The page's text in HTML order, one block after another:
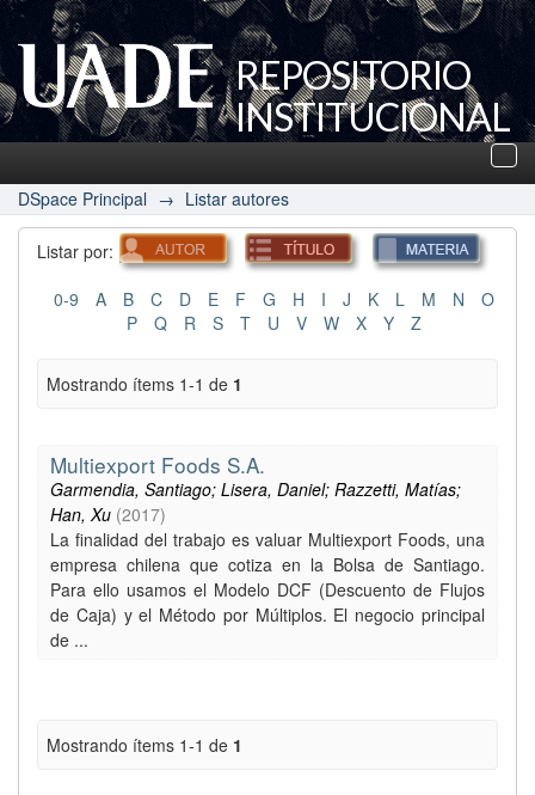
REPOSITORIO
INSTITUCIONAL
UADE
DSpace Principal → Listar autores
Listar por:
0-9 A B C D E F G H I J K L M N
O
P
Q R S T U V W X Y Z
Mostrando ítems 1-1 de 1
Multiexport Foods S.A.
Garmendia, Santiago; Lisera, Daniel; Razzetti, Matías;
Han, Xu (2017)
La finalidad del trabajo es valuar Multiexport Foods, una
empresa chilena que cotiza en la Bolsa de Santiago.
Para ello usamos el Modelo DCF (Descuento de Flujos
de Caja) y el Método por Múltiplos. El negocio principal
de ...
Mostrando ítems 1-1 de 1